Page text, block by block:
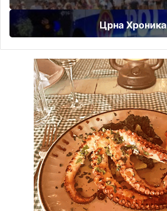
Црна Хроника